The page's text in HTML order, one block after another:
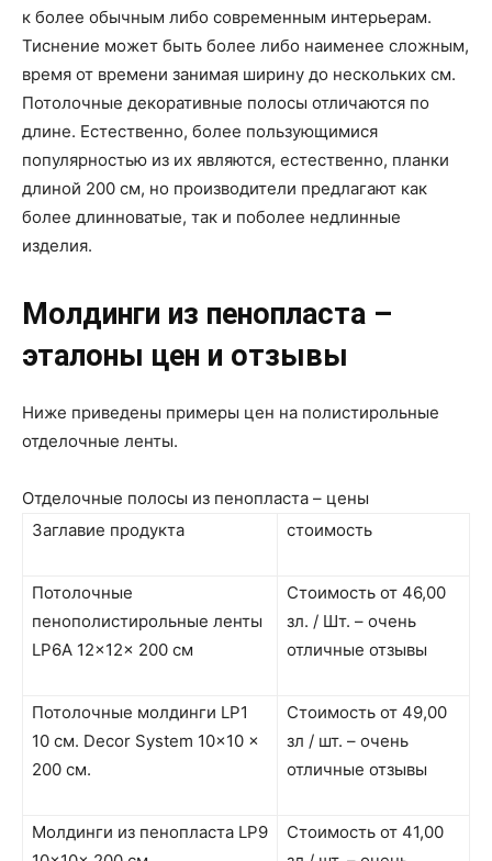
к более обычным либо современным интерьерам.
Тиснение может быть более либо наименее сложным,
время от времени занимая ширину до нескольких см.
Потолочные декоративные полосы отличаются по
длине. Естественно, более пользующимися
популярностью из их являются, естественно, планки
длиной 200 см, но производители предлагают как
более длинноватые, так и поболее недлинные
изделия.
Молдинги из пенопласта –
эталоны цен и отзывы
Ниже приведены примеры цен на полистирольные
отделочные ленты.
Отделочные полосы из пенопласта – цены
Заглавие продукта
стоимость
Потолочные
пенополистирольные ленты
LP6A 12x12x 200 см
Стоимость от 46,00
зл. / Шт. – очень
отличные отзывы
Потолочные молдинги LP1
10 см. Decor System 10×10 x
200 см.
Стоимость от 49,00
зл / шт. – очень
отличные отзывы
Молдинги из пенопласта LP9
Стоимость от 41,00